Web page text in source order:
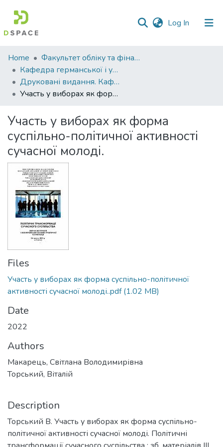
Log In (current)
Communities
&
Collections
All of DSpace
Statistics
Home
Факультет обліку та фінансів
Кафедра германської і української філології
Друковані видання. Кафедра германської і української філології
Участь у виборах як форма суспільно-політичної активності сучасної молоді.
Участь у виборах як форма
суспільно-політичної активності
сучасної молоді.
Files
Участь у виборах як форма суспільно-політичної
активності сучасної молоді..pdf(1.02 MB)
Date
2022
Authors
Макарець, Світлана Володимирівна
Торський, Віталій
Description
Торський В. Участь у виборах як форма суспільно-
політичної активності сучасної молоді. Політичні